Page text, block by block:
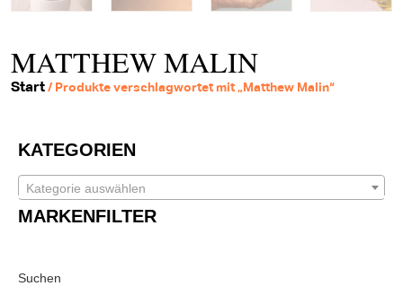
MATTHEW MALIN
Start/ Produkte verschlagwortet mit „Matthew Malin“
KATEGORIEN
Kategorie auswählen
MARKENFILTER
Suchen